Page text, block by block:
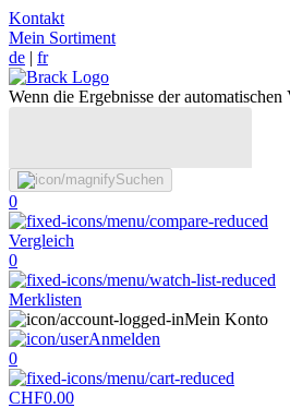
Kontakt
Mein Sortiment
de | fr
Wenn die Ergebnisse der
Suchen
0
Vergleich
0
Merklisten
Mein Konto
Anmelden
0
CHF0.00